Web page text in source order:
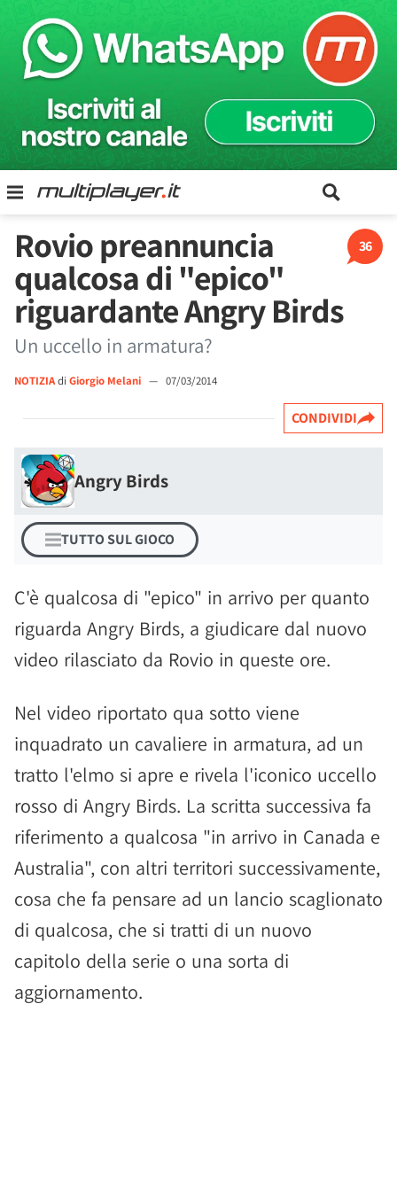
36
Rovio preannuncia
qualcosa di "epico"
riguardante Angry Birds
Un uccello in armatura?
NOTIZIAdi Giorgio Melani — 07/03/2014
CONDIVIDI
Angry Birds
TUTTO SUL GIOCO
C'è qualcosa di "epico" in arrivo per quanto
riguarda Angry Birds, a giudicare dal nuovo
video rilasciato da Rovio in queste ore.
Nel video riportato qua sotto viene
inquadrato un cavaliere in armatura, ad un
tratto l'elmo si apre e rivela l'iconico uccello
rosso di Angry Birds. La scritta successiva fa
riferimento a qualcosa "in arrivo in Canada e
Australia", con altri territori successivamente,
cosa che fa pensare ad un lancio scaglionato
di qualcosa, che si tratti di un nuovo
capitolo della serie o una sorta di
aggiornamento.